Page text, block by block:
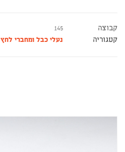
קבוצה
145
קטגוריה
נעלי כבל ומחברי לחץ